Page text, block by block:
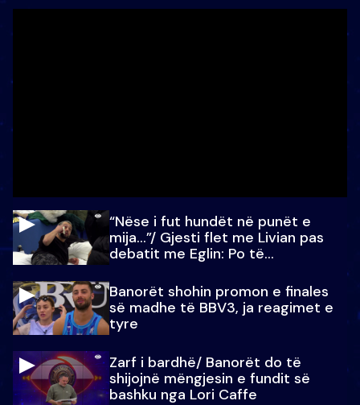
“Nëse i fut hundët në punët e
mija…”/ Gjesti flet me Livian pas
debatit me Eglin: Po të
Banorët shohin promon e finales
së madhe të BBV3, ja reagimet e
tyre
Zarf i bardhë/ Banorët do të
shijojnë mëngjesin e fundit së
bashku nga Lori Caffe